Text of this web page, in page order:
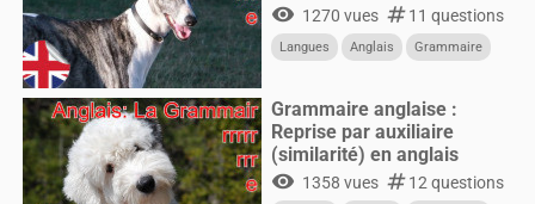
visibility 1270 vues numbers11 questions
Langues Anglais Grammaire
Grammaire anglaise :
Reprise par auxiliaire
(similarité) en anglais
visibility 1358 vues numbers12 questions